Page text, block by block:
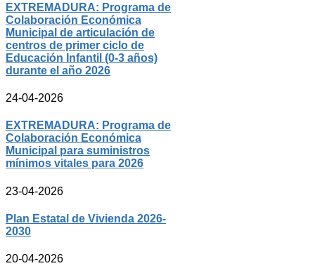
EXTREMADURA: Programa de
Colaboración Económica
Municipal de articulación de
centros de primer ciclo de
Educación Infantil (0-3 años)
durante el año 2026
24-04-2026
EXTREMADURA: Programa de
Colaboración Económica
Municipal para suministros
mínimos vitales para 2026
23-04-2026
Plan Estatal de Vivienda 2026-
2030
20-04-2026